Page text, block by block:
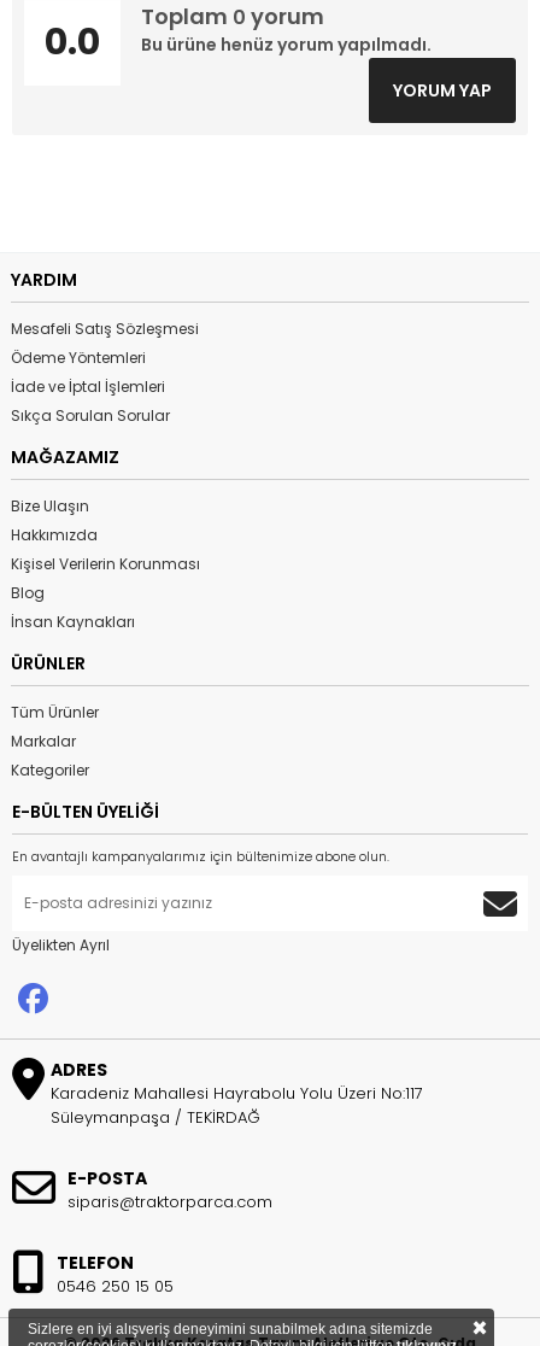
Toplam 0 yorum
Bu ürüne henüz yorum yapılmadı.
0.0
YORUM YAP
YARDIM
Mesafeli Satış Sözleşmesi
Ödeme Yöntemleri
İade ve İptal İşlemleri
Sıkça Sorulan Sorular
MAĞAZAMIZ
Bize Ulaşın
Hakkımızda
Kişisel Verilerin Korunması
Blog
İnsan Kaynakları
ÜRÜNLER
Tüm Ürünler
Markalar
Kategoriler
E-BÜLTEN ÜYELİĞİ
En avantajlı kampanyalarımız için bültenimize abone olun.
Üyelikten Ayrıl
ADRES
Karadeniz Mahallesi Hayrabolu Yolu Üzeri No:117
Süleymanpaşa / TEKİRDAĞ
E-POSTA
siparis@traktorparca.com
TELEFON
0546 250 15 05
Sizlere en iyi alışveriş deneyimini sunabilmek adına sitemizde
×